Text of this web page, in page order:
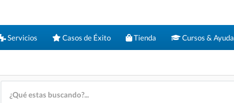
Servicios Casos de Éxito Tienda Cursos & Ayuda